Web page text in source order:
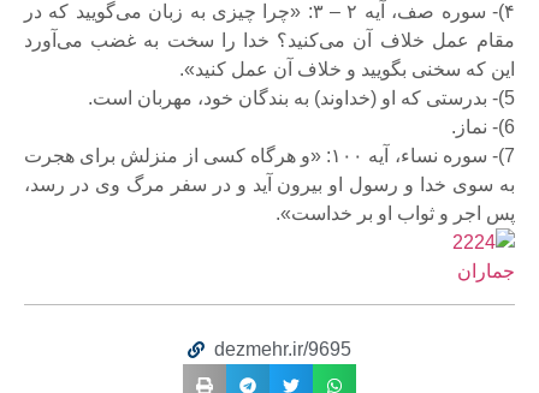
۴)- سوره صف، آیه ۲ – ۳: «چرا چیزی به زبان می‌گویید که در
مقام عمل خلاف آن می‌کنید؟ خدا را سخت به غضب می‌آورد
این که سخنی بگویید و خلاف آن عمل کنید».
5)- بدرستی که او (خداوند) به بندگان خود، مهربان است.
6)- نماز.
7)- سوره نساء، آیه ۱۰۰: «و هرگاه کسی از منزلش برای هجرت
به سوی خدا و رسول او بیرون آید و در سفر مرگ وی در رسد،
پس اجر و ثواب او بر خداست».
جماران
dezmehr.ir/9695